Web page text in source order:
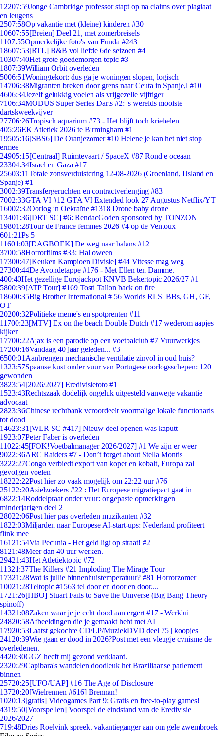
12207:59Jonge Cambridge professor stapt op na claims over plagiaat
en leugens
2507:58Op vakantie met (kleine) kinderen #30
10607:55[Breien] Deel 21, met zomerbreisels
1107:55Opmerkelijke foto's van Funda #243
18607:53[RTL] B&B vol liefde 6de seizoen #4
10307:40Het grote goedemorgen topic #3
1807:39William Orbit overleden
5006:51Woningtekort: dus ga je woningen slopen, logisch
14706:38Migranten breken door grens naar Ceuta in Spanje,l #10
4606:34Jezelf gelukkig voelen als vrijgezelle vijftiger
7106:34MODUS Super Series Darts #2: 's werelds mooiste
dartskweekvijver
27706:26Tropisch aquarium #73 - Het blijft toch kriebelen.
405:26EK Atletiek 2026 te Birmingham #1
19505:16[SBS6] De Oranjezomer #10 Helene je kan het niet stop
ermee
24905:15[Centraal] Ruimtevaart / SpaceX #87 Rondje oceaan
23304:34Israel en Gaza #17
25603:11Totale zonsverduistering 12-08-2026 (Groenland, IJsland en
Spanje) #1
3002:39Transfergeruchten en contractverlenging #83
7002:33GTA VI #12 GTA VI Extended look 27 Augustus Netflix/YT
16002:32Oorlog in Oekraïne #1318 Drone baby drone
13401:36[DRT SC] #6: RendacGoden sponsored by TONZON
19801:28Tour de France femmes 2026 #4 op de Ventoux
601:21Ps 5
11601:03[DAGBOEK] De weg naar balans #12
3700:58Horrorfilms #33: Halloween
17300:47[Keuken Kampioen Divisie] #44 Vitesse mag weg
27300:44De Avondetappe #176 - Met Ellen ten Damme.
400:40Het gezellige Eurojackpot KNVB Bekertopic 2026/27 #1
5800:39[ATP Tour] #169 Tosti Tallon back on fire
18600:35Big Brother International # 56 Worlds RLS, BBs, GH, GF,
OT
20200:32Politieke meme's en spotprenten #11
11700:23[MTV] Ex on the beach Double Dutch #17 wederom aapjes
kijken
17700:22Ajax is een parodie op een voetbalclub #7 Vuurwerkjes
17200:16Vandaag 40 jaar geleden... #3
6500:01 Aanbrengen mechanische ventilatie zinvol in oud huis?
1323:57Spaanse kust onder vuur van Portugese oorlogsschepen: 120
gewonden
3823:54[2026/2027] Eredivisietoto #1
1523:43Rechtszaak dodelijk ongeluk uitgesteld vanwege vakantie
advocaat
2823:36Chinese rechtbank veroordeelt voormalige lokale functionaris
tot dood
14623:31 [WLR SC #417] Nieuw deel openen was kaputt
1923:07Peter Faber is overleden
11022:45[FOK!Voetbalmanager 2026/2027] #1 We zijn er weer
9022:36ARC Raiders #7 - Don’t forget about Stella Montis
3222:27Congo verbiedt export van koper en kobalt, Europa zal
gevolgen voelen
18222:22Post hier zo vaak mogelijk om 22:22 uur #76
251 22:20Asielzoekers #22 : Het Europese migratiepact gaat in
6822:14Roddelpraat onder vuur: ongepaste opmerkingen
minderjarigen deel 2
28022:06Post hier pas overleden muzikanten #32
1822:03Miljarden naar Europese AI-start-ups: Nederland profiteert
flink mee
161 21:54Via Pecunia - Het geld ligt op straat! #2
81 21:48Meer dan 40 uur werken.
29421:43Het Atletiektopic #72
11321:37The Killers #21 Imploding The Mirage Tour
17321:28Wat is jullie binnenhuistemperatuur? #81 Horrorzomer
10021:28Teltopic #1563 tel door en door en door....
1721:26[HBO] Stuart Fails to Save the Universe (Big Bang Theory
spinoff)
14321:08Zaken waar je je echt dood aan ergert #17 - Werklui
24820:58Afbeeldingen die je gemaakt hebt met AI
17920:53Laatst gekochte CD/LP/MuziekDVD deel 75 | koopjes
241 20:39Wie gaan er dood in 2026?Post met een vleugje cynisme de
overledenen.
4420:30GGZ heeft mij gezond verklaard.
2320:29Capibara's wandelen doodleuk het Braziliaanse parlement
binnen
25720:25[UFO/UAP] #16 The Age of Disclosure
13720:20[Wielrennen #616] Brennan!
1020:13[gratis] Videogames Part 9: Gratis en free-to-play games!
4319:50[Voorspellen] Voorspel de eindstand van de Eredivisie
2026/2027
719:48Dries Roelvink spreekt vakantieganger aan om gele zwembroek